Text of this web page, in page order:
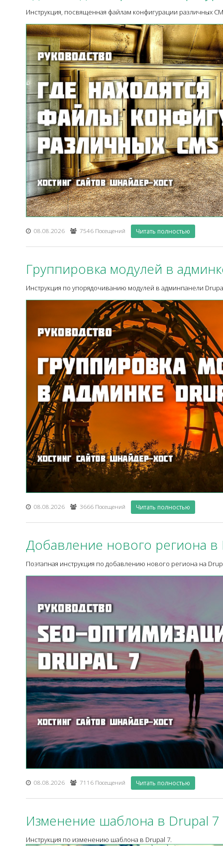
Инструкция, посвященная файлам конфигурации различных
08.08.2026 7546 Посещений Читать полностью
Группировка модулей в
Инструкция по упорядочиванию модулей в админпанели
08.08.2026 3666 Посещений Читать полностью
Добавление нового региона в
Поэтапная инструкция по добавлению нового региона на
08.08.2026 7116 Посещений Читать полностью
Изменение шаблона в Drupal 7
Инструкция по изменению шаблона в Drupal 7.